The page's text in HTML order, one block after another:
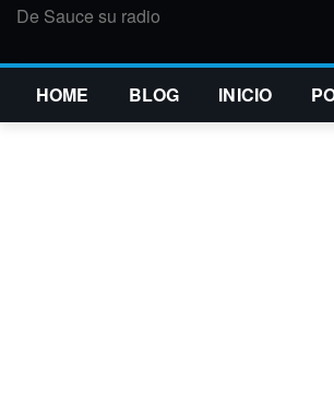
De Sauce su radio
HOME BLOG INICIO